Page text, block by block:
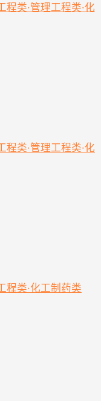
程类·管理工程类·化
程类·管理工程类·化
程类·化工制药类